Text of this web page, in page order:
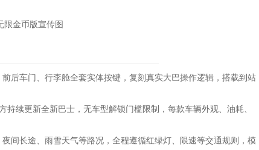
车门、行李舱全套实体按键，复刻真实大巴操作逻辑，搭载到站
更新全新巴士，无车型解锁门槛限制，每款车辆外观、油耗、
长途、雨雪天气等路况，全程遵循红绿灯、限速等交通规则，模